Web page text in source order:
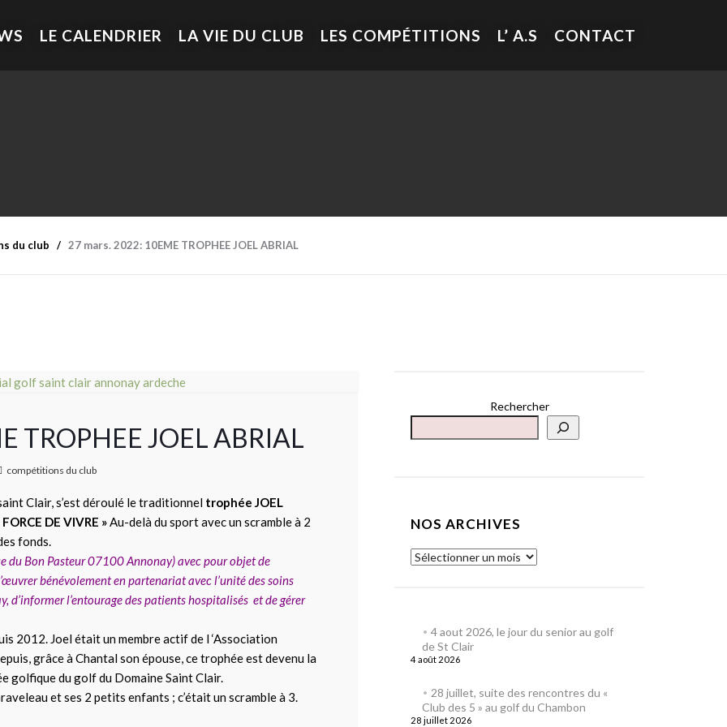
LE CALENDRIER LA VIE DU CLUB LES COMPÉTITIONS L’ A.S CONTACT
du club 27 mars. 2022: 10EME TROPHEE JOEL ABRIAL
TROPHEE JOEL ABRIAL
compétitions du club
Clair, s’est déroulé le traditionnel trophée JOEL
DE VIVRE »Au-delà du sport avec un scramble à 2
fonds.
du Bon Pasteur 07100 Annonay) avec pour objet de
bénévolement en partenariat avec l’unité des soins
d’informer l’entourage des patients hospitalisés et de gérer
2012. Joel était un membre actif de l ‘Association
grâce à Chantal son épouse, ce trophée est devenu la
golfique du golf du Domaine Saint Clair.
et ses 2 petits enfants ; c’était un scramble à 3.
Rechercher
NOS ARCHIVES
4 aout 2026, le jour du senior au golf
de St Clair
4 août 2026
28 juillet, suite des rencontres du «
Club des 5 » au golf du Chambon
28 juillet 2026